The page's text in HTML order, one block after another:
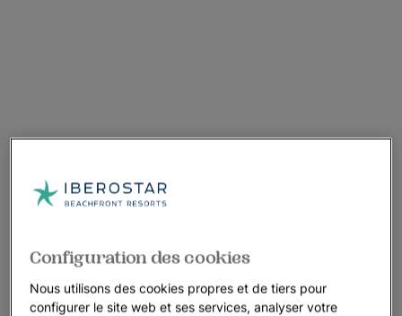
Configuration des cookies
Nous utilisons des cookies propres et de tiers pour
configurer le site web et ses services, analyser votre